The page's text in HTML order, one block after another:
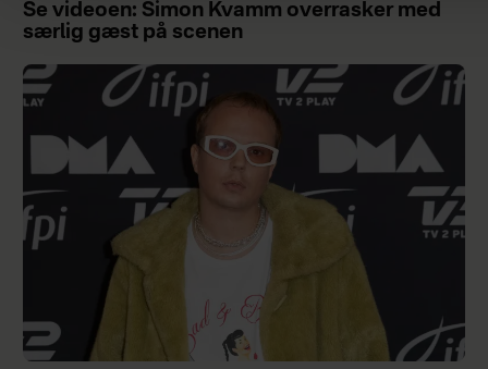
Se videoen: Simon Kvamm overrasker med
særlig gæst på scenen